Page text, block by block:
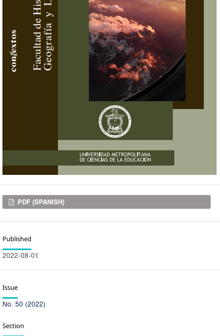
Downloads
PDF (SPANISH)
Published
2022-08-01
Issue
No. 50 (2022)
Section